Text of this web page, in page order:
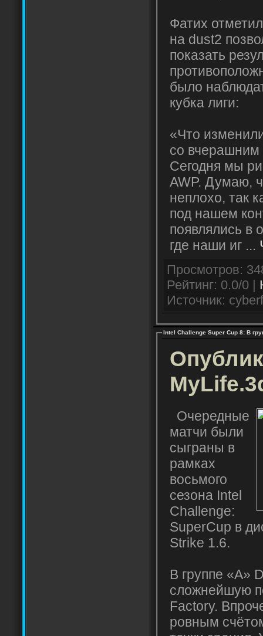
Фатих
на dust2
показать
было
кубка лиги:
«Что
со
Сегодня мы
AWP. Думаю,
неплохо, так
под нашем
появлялись в
где наши иг ...
Рейтинг: 0.0/0 |
Источник:
Intel Challenge Super Cup 8: В
Очередные
матчи были
сыграны в
рамках
восьмого
сезона Intel
Challenge:
SuperCup в
Strike 1.6.
В группе «A»
сложнейшую
Factory.
ровным